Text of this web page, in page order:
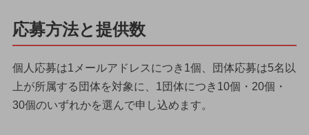
応募方法と提供数
個人応募は1メールアドレスにつき1個、団体応募は5名以
上が所属する団体を対象に、1団体につき10個・20個・
30個のいずれかを選んで申し込めます。